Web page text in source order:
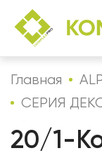
Главная
СЕРИЯ
20/1-